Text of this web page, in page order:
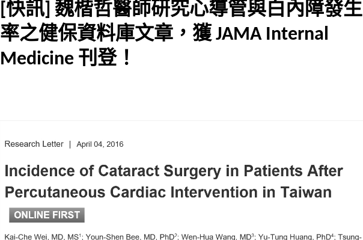
[快訊] 魏楷哲醫師研究心導管與白內障發生
率之健保資料庫文章，獲 JAMA Internal
Medicine 刊登！